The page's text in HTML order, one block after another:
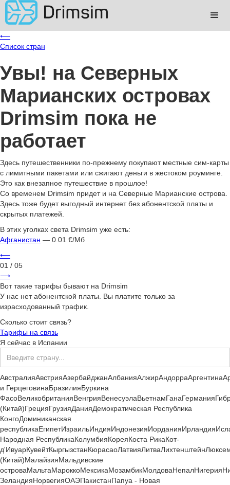
⟵
Список стран
Увы! на Северных
Марианских островах
Drimsim пока не
работает
Здесь путешественники по-прежнему покупают местные сим-карты
с лимитными пакетами или сжигают деньги в жестоком роуминге.
Это как внезапное путешествие в прошлое!
Со временем Drimsim придет и на Северные Марианские острова.
Здесь тоже будет выгодный интернет без абонентской платы и
скрытых платежей.
В этих уголках света Drimsim уже есть:
Афганистан — 0.01 €/Мб
⟵
01 / 05
⟶
Вот такие тарифы бывают на Drimsim
У нас нет абонентской платы. Вы платите только за
израсходованный трафик.
Сколько стоит связь?
Тарифы на связь
Я сейчас в Испании
АвстралияАвстрияАзербайджанАлбанияАлжирАндорраАргентина
и ГерцеговинаБразилияБуркина
ФасоВеликобританияВенгрияВенесуэлаВьетнамГанаГермания
(Китай)ГрецияГрузияДанияДемократическая Республика
КонгоДоминиканская
республикаЕгипетИзраильИндияИндонезияИорданияИрландия
Народная РеспубликаКолумбияКореяКоста РикаКот-
д'ИвуарКувейтКыргызстанКюрасаоЛатвияЛитваЛихтенштейн
(Китай)МалайзияМальдивские
островаМальтаМароккоМексикаМозамбикМолдоваНепалНигерия
ЗеландияНорвегияОАЭПакистанПапуа - Новая